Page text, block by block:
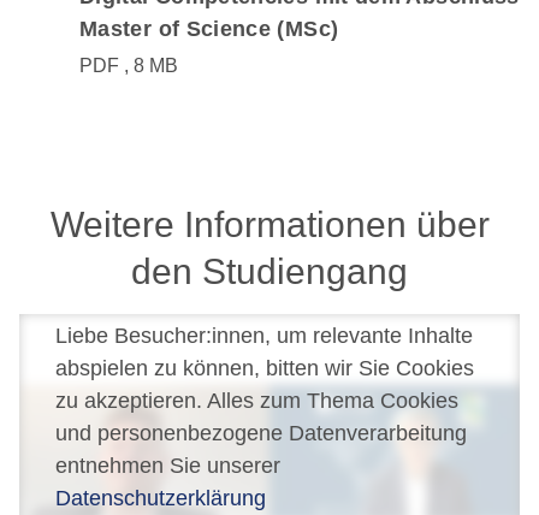
Master of Science (MSc)
PDF 8 MB
Weitere Informationen über
den Studiengang
Liebe Besucher:innen, um relevante Inhalte
abspielen zu können, bitten wir Sie Cookies
zu akzeptieren. Alles zum Thema Cookies
und personenbezogene Datenverarbeitung
entnehmen Sie unserer
Datenschutzerklärung